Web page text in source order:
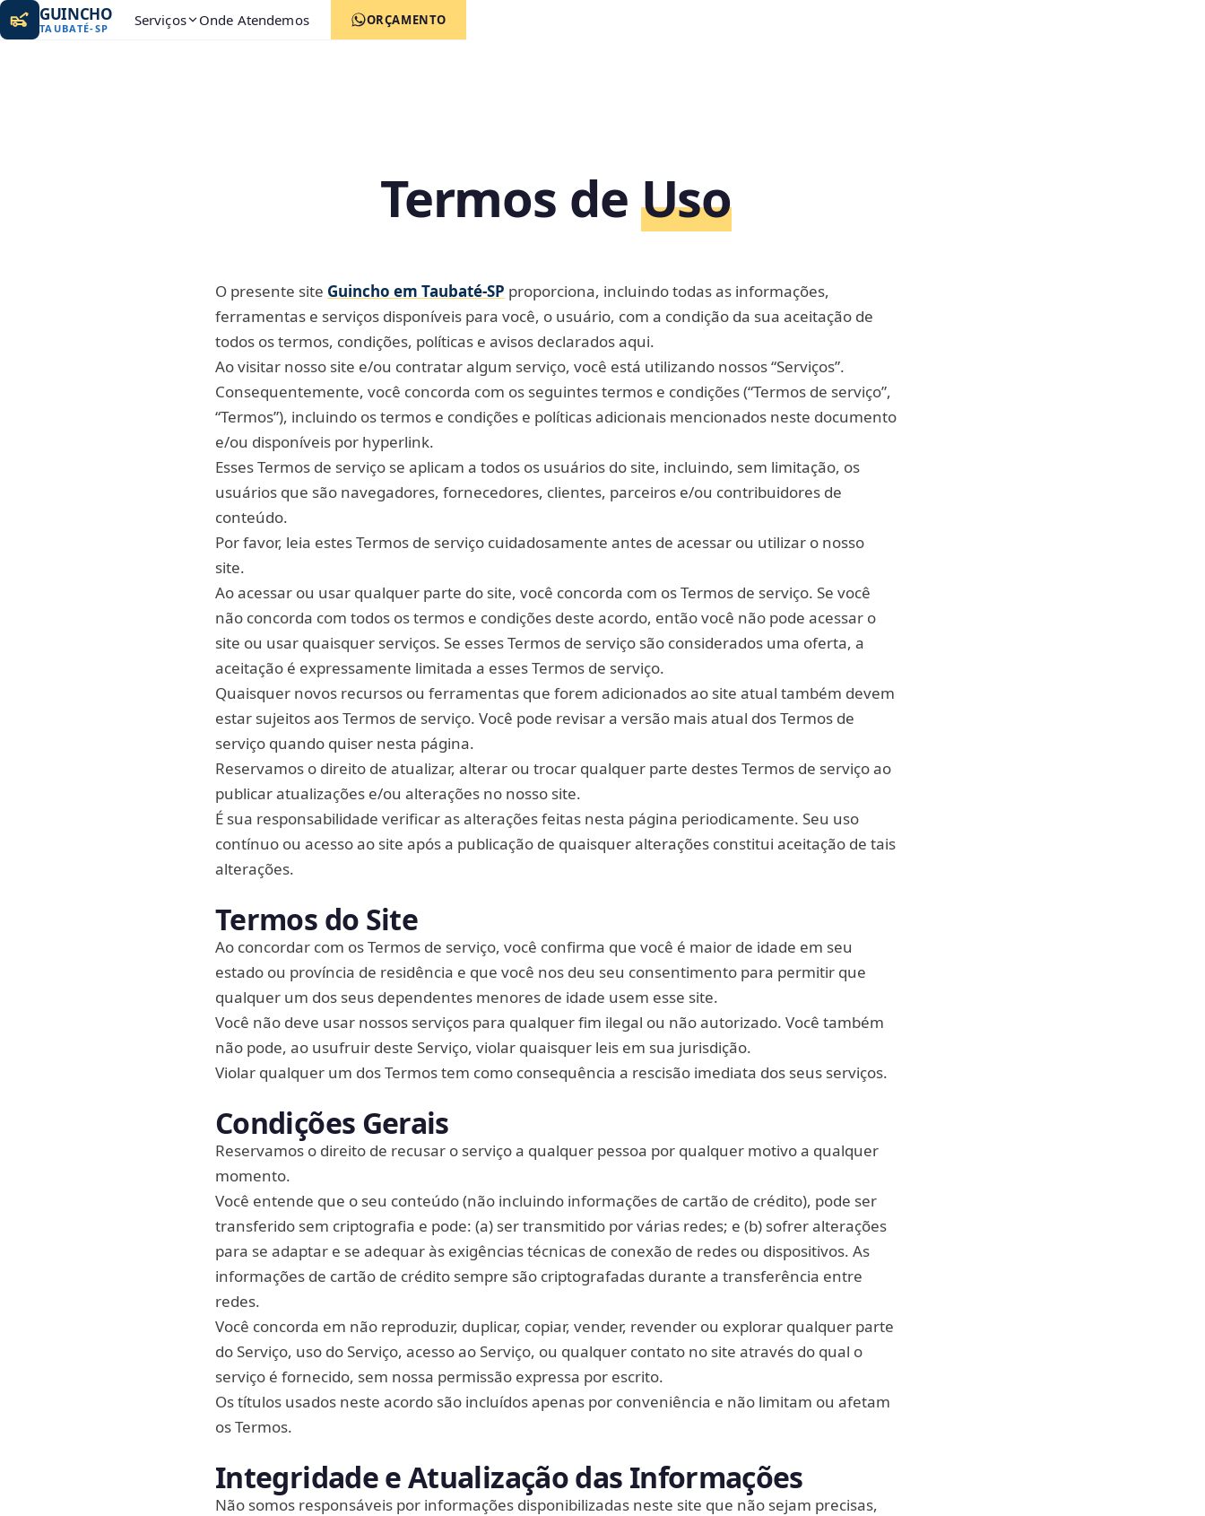
GUINCHO
TAUBATÉ-SP Serviços Onde Atendemos ORÇAMENTO
Termos deUso
O presente site Guincho em Taubaté‑SP proporciona, incluindo todas as informações,
ferramentas e serviços disponíveis para você, o usuário, com a condição da sua aceitação de
todos os termos, condições, políticas e avisos declarados aqui.
Ao visitar nosso site e/ou contratar algum serviço, você está utilizando nossos “Serviços”.
Consequentemente, você concorda com os seguintes termos e condições (“Termos de serviço”,
“Termos”), incluindo os termos e condições e políticas adicionais mencionados neste documento
e/ou disponíveis por hyperlink.
Esses Termos de serviço se aplicam a todos os usuários do site, incluindo, sem limitação, os
usuários que são navegadores, fornecedores, clientes, parceiros e/ou contribuidores de
conteúdo.
Por favor, leia estes Termos de serviço cuidadosamente antes de acessar ou utilizar o nosso
site.
Ao acessar ou usar qualquer parte do site, você concorda com os Termos de serviço. Se você
não concorda com todos os termos e condições deste acordo, então você não pode acessar o
site ou usar quaisquer serviços. Se esses Termos de serviço são considerados uma oferta, a
aceitação é expressamente limitada a esses Termos de serviço.
Quaisquer novos recursos ou ferramentas que forem adicionados ao site atual também devem
estar sujeitos aos Termos de serviço. Você pode revisar a versão mais atual dos Termos de
serviço quando quiser nesta página.
Reservamos o direito de atualizar, alterar ou trocar qualquer parte destes Termos de serviço ao
publicar atualizações e/ou alterações no nosso site.
É sua responsabilidade verificar as alterações feitas nesta página periodicamente. Seu uso
contínuo ou acesso ao site após a publicação de quaisquer alterações constitui aceitação de tais
alterações.
Termos do Site
Ao concordar com os Termos de serviço, você confirma que você é maior de idade em seu
estado ou província de residência e que você nos deu seu consentimento para permitir que
qualquer um dos seus dependentes menores de idade usem esse site.
Você não deve usar nossos serviços para qualquer fim ilegal ou não autorizado. Você também
não pode, ao usufruir deste Serviço, violar quaisquer leis em sua jurisdição.
Violar qualquer um dos Termos tem como consequência a rescisão imediata dos seus serviços.
Condições Gerais
Reservamos o direito de recusar o serviço a qualquer pessoa por qualquer motivo a qualquer
momento.
Você entende que o seu conteúdo (não incluindo informações de cartão de crédito), pode ser
transferido sem criptografia e pode: (a) ser transmitido por várias redes; e (b) sofrer alterações
para se adaptar e se adequar às exigências técnicas de conexão de redes ou dispositivos. As
informações de cartão de crédito sempre são criptografadas durante a transferência entre
redes.
Você concorda em não reproduzir, duplicar, copiar, vender, revender ou explorar qualquer parte
do Serviço, uso do Serviço, acesso ao Serviço, ou qualquer contato no site através do qual o
serviço é fornecido, sem nossa permissão expressa por escrito.
Os títulos usados neste acordo são incluídos apenas por conveniência e não limitam ou afetam
os Termos.
Integridade e Atualização das Informações
Não somos responsáveis por informações disponibilizadas neste site que não sejam precisas,